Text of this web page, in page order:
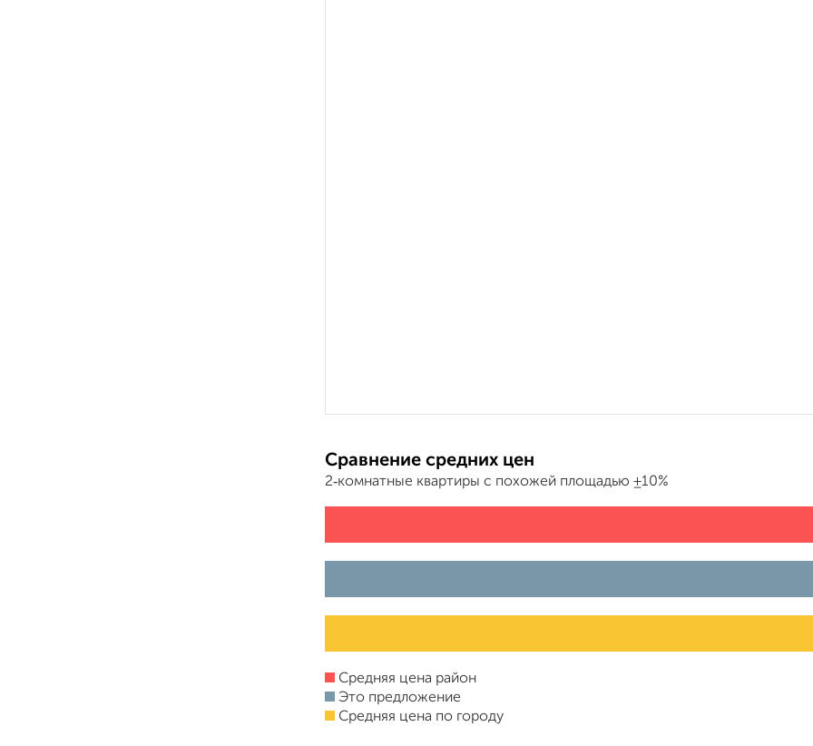
Сравнение средних цен
2‑комнатные квартиры с похожей площадью ±10%
Средняя цена район
Это предложение
Средняя цена по городу